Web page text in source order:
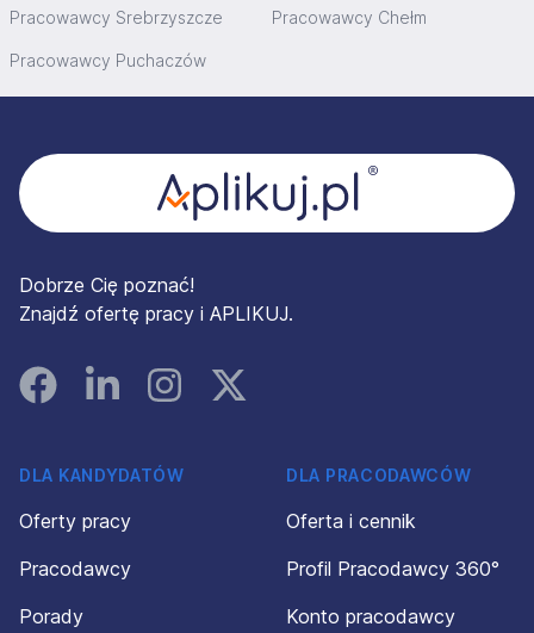
Pracowawcy Srebrzyszcze Pracowawcy Chełm
Pracowawcy Puchaczów
Dobrze Cię poznać!
Znajdź ofertę pracy i APLIKUJ.
FacebookLinked InInstagramInstagram
DLA KANDYDATÓW
Oferty pracy
Pracodawcy
Porady
DLA PRACODAWCÓW
Oferta i cennik
Profil Pracodawcy 360°
Konto pracodawcy